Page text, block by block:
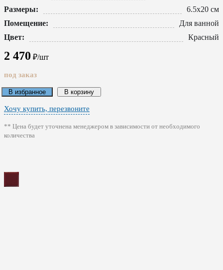
Размеры:
6.5x20 см
Помещение:
Для ванной
Цвет:
Красный
2 470 ₽/шт
под заказ
В избранное В корзину
Хочу купить, перезвоните
** Цена будет уточнена менеджером в зависимости от необходимого
количества